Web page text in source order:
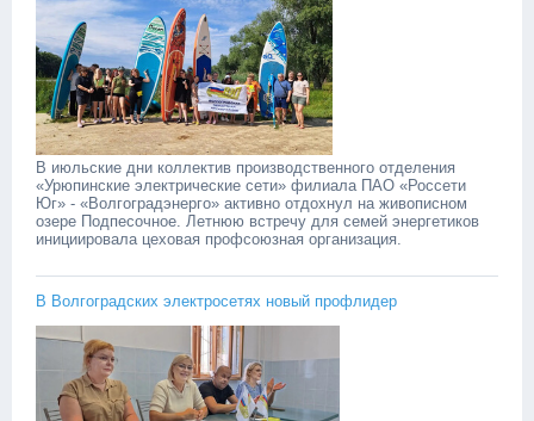
В июльские дни коллектив производственного отделения
«Урюпинские электрические сети» филиала ПАО «Россети
Юг» - «Волгоградэнерго» активно отдохнул на живописном
озере Подпесочное. Летнюю встречу для семей энергетиков
инициировала цеховая профсоюзная организация. ‎
В Волгоградских электросетях новый профлидер ‎